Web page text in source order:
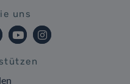
uns